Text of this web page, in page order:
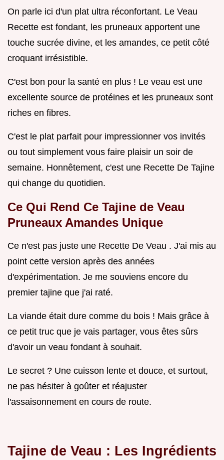
On parle ici d'un plat ultra réconfortant. Le Veau
Recette est fondant, les pruneaux apportent une
touche sucrée divine, et les amandes, ce petit côté
croquant irrésistible.
C'est bon pour la santé en plus ! Le veau est une
excellente source de protéines et les pruneaux sont
riches en fibres.
C'est le plat parfait pour impressionner vos invités
ou tout simplement vous faire plaisir un soir de
semaine. Honnêtement, c'est une Recette De Tajine
qui change du quotidien.
Ce Qui Rend Ce Tajine de Veau
Pruneaux Amandes Unique
Ce n'est pas juste une Recette De Veau . J'ai mis au
point cette version après des années
d'expérimentation. Je me souviens encore du
premier tajine que j'ai raté.
La viande était dure comme du bois ! Mais grâce à
ce petit truc que je vais partager, vous êtes sûrs
d'avoir un veau fondant à souhait.
Le secret ? Une cuisson lente et douce, et surtout,
ne pas hésiter à goûter et réajuster
l'assaisonnement en cours de route.
Tajine de Veau : Les Ingrédients